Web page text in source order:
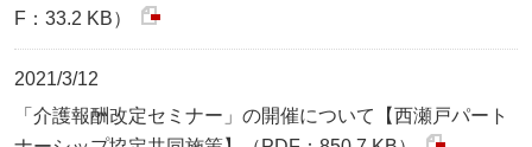
F：33.2 KB）
2021/3/12
「介護報酬改定セミナー」の開催について【西瀬戸パート